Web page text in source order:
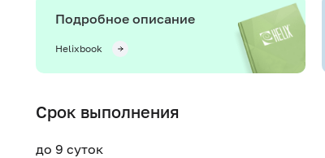
Подробное описание
Helixbook
Срок выполнения
до 9 суток